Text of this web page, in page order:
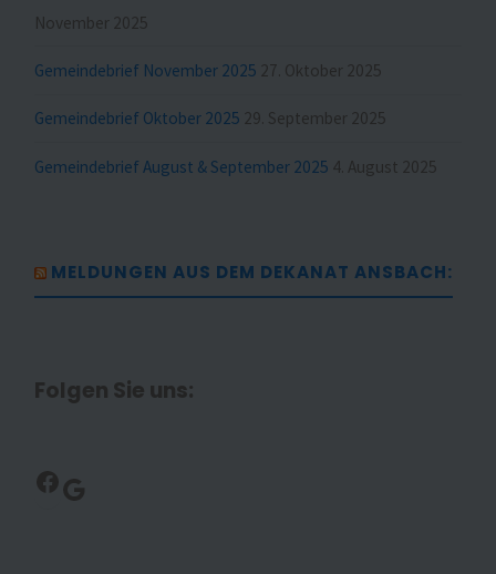
November 2025
Gemeindebrief November 2025 27. Oktober 2025
Gemeindebrief Oktober 2025 29. September 2025
Gemeindebrief August & September 2025 4. August 2025
MELDUNGEN AUS DEM DEKANAT ANSBACH:
Folgen Sie uns:
Facebook
Google